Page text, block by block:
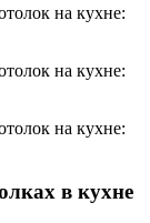
в кухне